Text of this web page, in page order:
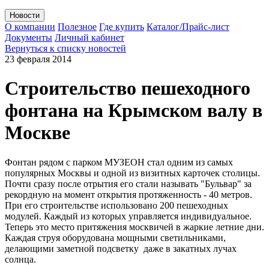
Новости
О компании Полезное Где купить Каталог/Прайс-лист
Документы Личный кабинет
Вернуться к списку новостей
23 февраля 2014
Строительство пешеходного
фонтана на Крымском валу в
Москве
Фонтан рядом с парком МУЗЕОН стал одним из самых
популярных Москвы и одной из визитных карточек столицы.
Почти сразу после отрытия его стали называть "Бульвар" за
рекордную на момент открытия протяженность - 40 метров.
При его строительстве использовано 200 пешеходных
модулей. Каждый из которых управляется индивидуальное.
Теперь это место притяжения москвичей в жаркие летние дни.
Каждая струя оборудована мощными светильниками,
делающими заметной подсветку даже в закатных лучах
солнца.